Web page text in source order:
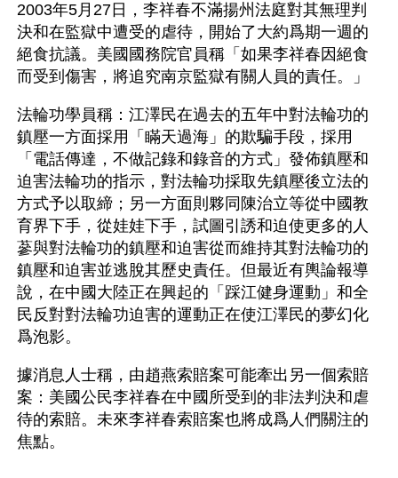
2003年5月27日，李祥春不滿揚州法庭對其無理判
決和在監獄中遭受的虐待，開始了大約爲期一週的
絕食抗議。美國國務院官員稱「如果李祥春因絕食
而受到傷害，將追究南京監獄有關人員的責任。」
法輪功學員稱：江澤民在過去的五年中對法輪功的
鎮壓一方面採用「瞞天過海」的欺騙手段，採用
「電話傳達，不做記錄和錄音的方式」發佈鎮壓和
迫害法輪功的指示，對法輪功採取先鎮壓後立法的
方式予以取締；另一方面則夥同陳治立等從中國教
育界下手，從娃娃下手，試圖引誘和迫使更多的人
蔘與對法輪功的鎮壓和迫害從而維持其對法輪功的
鎮壓和迫害並逃脫其歷史責任。但最近有輿論報導
說，在中國大陸正在興起的「踩江健身運動」和全
民反對對法輪功迫害的運動正在使江澤民的夢幻化
爲泡影。
據消息人士稱，由趙燕索賠案可能牽出另一個索賠
案：美國公民李祥春在中國所受到的非法判決和虐
待的索賠。未來李祥春索賠案也將成爲人們關注的
焦點。